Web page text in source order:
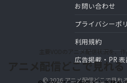
主要VODのアニメ配信状況を、
アニメ配信どこで見れ
お問い合わせ
プライバシーポ
利用規約
広告掲載・PR
© 2026 アニメ配信どこで見れ